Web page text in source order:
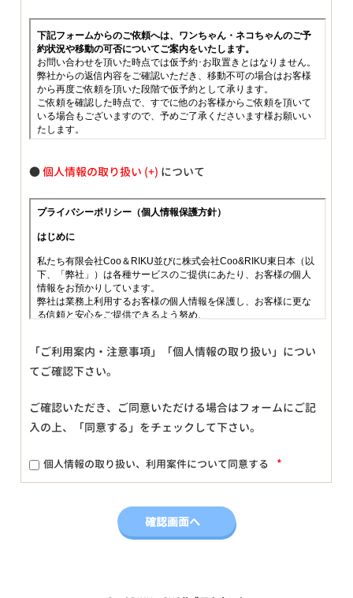
●個人情報の取り扱い について
「ご利用案内・注意事項」「個人情報の取り扱い」につい
てご確認下さい。
ご確認いただき、ご同意いただける場合はフォームにご記
入の上、「同意する」をチェックして下さい。
個人情報の取り扱い、利用案件について同意する *